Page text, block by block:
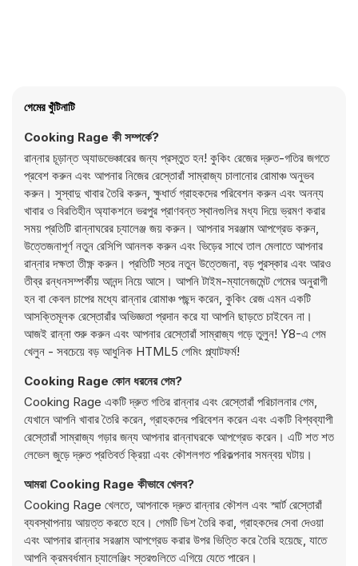
গেমের খুঁটিনাটি
Cooking Rage কী সম্পর্কে?
রান্নার চূড়ান্ত অ্যাডভেঞ্চারের জন্য প্রস্তুত হন! কুকিং রেজের দ্রুত-গতির জগতে
প্রবেশ করুন এবং আপনার নিজের রেস্তোরাঁ সাম্রাজ্য চালানোর রোমাঞ্চ অনুভব
করুন। সুস্বাদু খাবার তৈরি করুন, ক্ষুধার্ত গ্রাহকদের পরিবেশন করুন এবং অনন্য
খাবার ও বিরতিহীন অ্যাকশনে ভরপুর প্রাণবন্ত স্থানগুলির মধ্য দিয়ে ভ্রমণ করার
সময় প্রতিটি রান্নাঘরের চ্যালেঞ্জ জয় করুন। আপনার সরঞ্জাম আপগ্রেড করুন,
উত্তেজনাপূর্ণ নতুন রেসিপি আনলক করুন এবং ভিড়ের সাথে তাল মেলাতে আপনার
রান্নার দক্ষতা তীক্ষ্ণ করুন। প্রতিটি স্তর নতুন উত্তেজনা, বড় পুরস্কার এবং আরও
তীব্র রন্ধনসম্পর্কীয় আনন্দ নিয়ে আসে। আপনি টাইম-ম্যানেজমেন্ট গেমের অনুরাগী
হন বা কেবল চাপের মধ্যে রান্নার রোমাঞ্চ পছন্দ করেন, কুকিং রেজ এমন একটি
আসক্তিমূলক রেস্তোরাঁর অভিজ্ঞতা প্রদান করে যা আপনি ছাড়তে চাইবেন না।
আজই রান্না শুরু করুন এবং আপনার রেস্তোরাঁ সাম্রাজ্য গড়ে তুলুন! Y8-এ গেম
খেলুন - সবচেয়ে বড় আধুনিক HTML5 গেমিং প্ল্যাটফর্ম!
Cooking Rage কোন ধরনের গেম?
Cooking Rage একটি দ্রুত গতির রান্নার এবং রেস্তোরাঁ পরিচালনার গেম,
যেখানে আপনি খাবার তৈরি করেন, গ্রাহকদের পরিবেশন করেন এবং একটি বিশ্বব্যাপী
রেস্তোরাঁ সাম্রাজ্য গড়ার জন্য আপনার রান্নাঘরকে আপগ্রেড করেন। এটি শত শত
লেভেল জুড়ে দ্রুত প্রতিবর্ত ক্রিয়া এবং কৌশলগত পরিকল্পনার সমন্বয় ঘটায়।
আমরা Cooking Rage কীভাবে খেলব?
Cooking Rage খেলতে, আপনাকে দ্রুত রান্নার কৌশল এবং স্মার্ট রেস্তোরাঁ
ব্যবস্থাপনায় আয়ত্ত করতে হবে। গেমটি ডিশ তৈরি করা, গ্রাহকদের সেবা দেওয়া
এবং আপনার রান্নার সরঞ্জাম আপগ্রেড করার উপর ভিত্তি করে তৈরি হয়েছে, যাতে
আপনি ক্রমবর্ধমান চ্যালেঞ্জিং স্তরগুলিতে এগিয়ে যেতে পারেন।